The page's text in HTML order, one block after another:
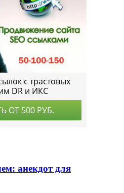
анекдот для